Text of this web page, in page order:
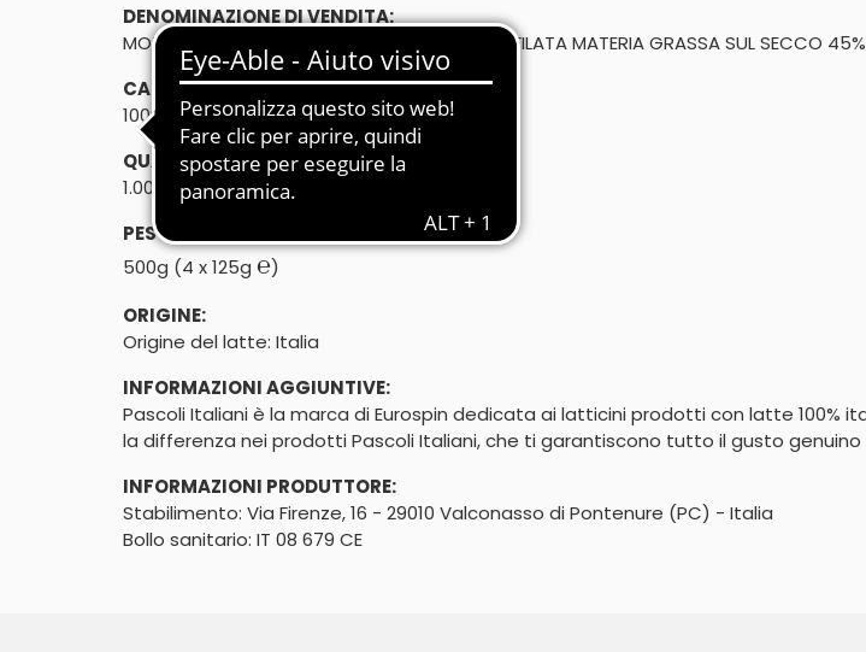
DENOMINAZIONE DI VENDITA:
MOZZARELLA - FORMAGGIO FRESCO A PASTA FILATA MATERIA GRASSA SUL SECCO 45%
CARATTERISTICHE:
100% latte italiano
QUANTITÀ:
1.000g (4 x 250g)
PESO SGOCCIOLATO:
500g (4 x 125g ℮)
ORIGINE:
Origine del latte: Italia
INFORMAZIONI AGGIUNTIVE:
Pascoli Italiani è la marca di Eurospin dedicata ai latticini prodotti con latte 100%
la differenza nei prodotti Pascoli Italiani, che ti garantiscono tutto il gusto
INFORMAZIONI PRODUTTORE:
Stabilimento: Via Firenze, 16 - 29010 Valconasso di Pontenure (PC) - Italia
Bollo sanitario: IT 08 679 CE